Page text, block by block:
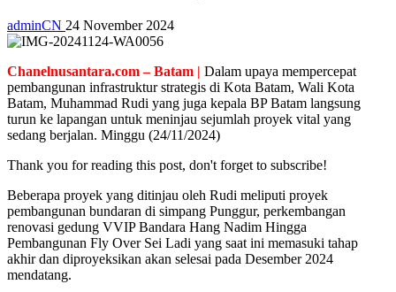
adminCN 24 November 2024
Chanelnusantara.com – Batam | Dalam upaya mempercepat
pembangunan infrastruktur strategis di Kota Batam, Wali Kota
Batam, Muhammad Rudi yang juga kepala BP Batam langsung
turun ke lapangan untuk meninjau sejumlah proyek vital yang
sedang berjalan. Minggu (24/11/2024)
Thank you for reading this post, don't forget to subscribe!
Beberapa proyek yang ditinjau oleh Rudi meliputi proyek
pembangunan bundaran di simpang Punggur, perkembangan
renovasi gedung VVIP Bandara Hang Nadim Hingga
Pembangunan Fly Over Sei Ladi yang saat ini memasuki tahap
akhir dan diproyeksikan akan selesai pada Desember 2024
mendatang.